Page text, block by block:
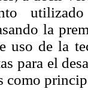
utilizado
la
uso de la
para el
como